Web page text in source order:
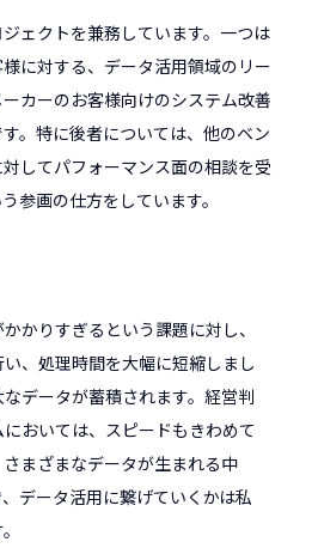
ェクトを兼務しています。一つは
に対する、データ活用領域のリー
カーのお客様向けのシステム改善
。特に後者については、他のベン
してパフォーマンス面の相談を受
参画の仕方をしています。
かりすぎるという課題に対し、
、処理時間を大幅に短縮しまし
データが蓄積されます。経営判
おいては、スピードもきわめて
まざまなデータが生まれる中
データ活用に繋げていくかは私